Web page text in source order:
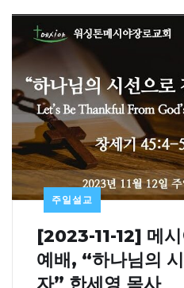
주일설교
[2023-11-12] 메
예배, “하나님의